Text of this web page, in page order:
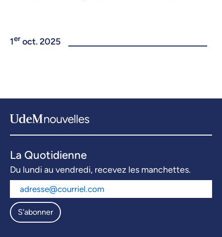
1eroct. 2025
La Quotidienne
Du lundi au vendredi, recevez les manchettes.
S'abonner